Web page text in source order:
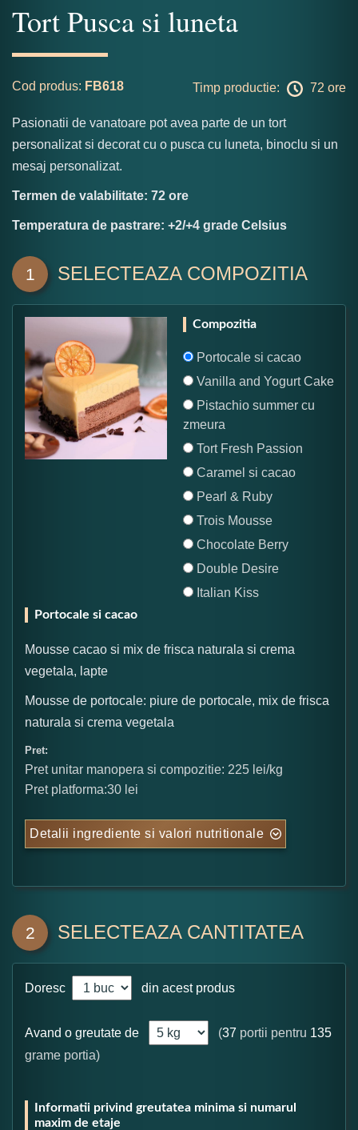
Tort Pusca si luneta
Cod produs: FB618 Timp productie: 72 ore
Pasionatii de vanatoare pot avea parte de un tort
personalizat si decorat cu o pusca cu luneta, binoclu si un
mesaj personalizat.
Termen de valabilitate: 72 ore
Temperatura de pastrare: +2/+4 grade Celsius
1 SELECTEAZA COMPOZITIA
Compozitia
Portocale si cacao
Vanilla and Yogurt Cake
Pistachio summer cu
zmeura
Tort Fresh Passion
Caramel si cacao
Pearl & Ruby
Trois Mousse
Chocolate Berry
Double Desire
Italian Kiss
Portocale si cacao
Mousse cacao si mix de frisca naturala si crema
vegetala, lapte
Mousse de portocale: piure de portocale, mix de frisca
naturala si crema vegetala
Pret:
Pret unitar manopera si compozitie: 225 lei/kg
Pret platforma:30 lei
Detalii ingrediente si valori nutritionale
2 SELECTEAZA CANTITATEA
Doresc din acest produs
Avand o greutate de (37 portii pentru 135
grame portia)
Informatii privind greutatea minima si numarul
maxim de etaje